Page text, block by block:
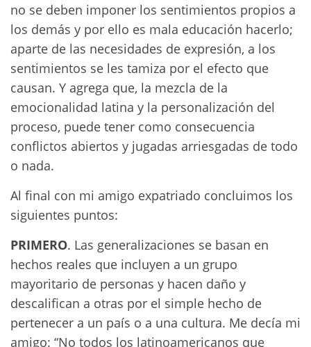
no se deben imponer los sentimientos propios a
los demás y por ello es mala educación hacerlo;
aparte de las necesidades de expresión, a los
sentimientos se les tamiza por el efecto que
causan. Y agrega que, la mezcla de la
emocionalidad latina y la personalización del
proceso, puede tener como consecuencia
conflictos abiertos y jugadas arriesgadas de todo
o nada.
Al final con mi amigo expatriado concluimos los
siguientes puntos:
PRIMERO. Las generalizaciones se basan en
hechos reales que incluyen a un grupo
mayoritario de personas y hacen daño y
descalifican a otras por el simple hecho de
pertenecer a un país o a una cultura. Me decía mi
amigo: “No todos los latinoamericanos que